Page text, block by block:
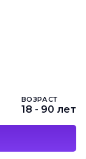
ВОЗРАСТ
18 - 90 лет